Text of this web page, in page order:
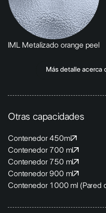
IML Metalizado orange peel
Más detalle acerca
Otras capacidades
Contenedor 450ml
Contenedor 700 ml
Contenedor 750 ml
Contenedor 900 ml
Contenedor 1000 ml (Pared